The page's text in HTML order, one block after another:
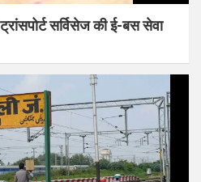
सर्विसेज की ई-बस सेवा